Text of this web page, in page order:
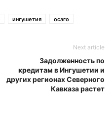
ингушетия осаго
Next article
Задолженность по
кредитам в Ингушетии и
других регионах Северного
Кавказа растет